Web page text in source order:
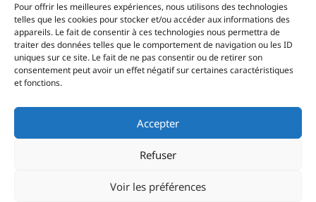
Pour offrir les meilleures expériences, nous utilisons des technologies
telles que les cookies pour stocker et/ou accéder aux informations des
appareils. Le fait de consentir à ces technologies nous permettra de
traiter des données telles que le comportement de navigation ou les ID
uniques sur ce site. Le fait de ne pas consentir ou de retirer son
consentement peut avoir un effet négatif sur certaines caractéristiques
et fonctions.
Accepter
Refuser
Voir les préférences
← Editorial précédent Editorial suivant
© 2026 Le Lab'Albums
Inscription Newsletter